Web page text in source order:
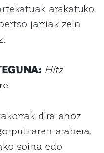
arakatuko
jarriak zein
Hitz
dira ahoz
arabera.
soina edo